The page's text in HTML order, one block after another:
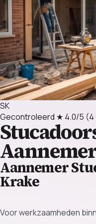
SK
Gecontroleerd ★ 4.0/5 (4
Aannemer
Krake
Voor werkzaamheden